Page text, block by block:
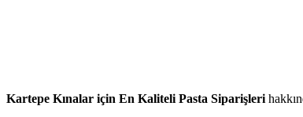
Kartepe Kınalar için En Kaliteli Pasta Siparişleri